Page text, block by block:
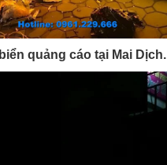
quảng cáo tại Mai Dịch.